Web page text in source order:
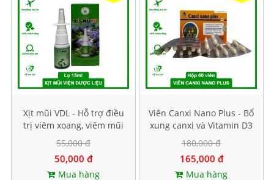
Xịt mũi VDL - Hỗ trợ điều
trị viêm xoang, viêm mũi
dị ứng. Lọ 15ml
55,000 đ
50,000 đ
Mua hàng
Viên Canxi Nano Plus - Bổ
xung canxi và Vitamin D3
giúp xương chắc khoẻ.
Hộp 30 viên
180,000 đ
165,000 đ
Mua hàng